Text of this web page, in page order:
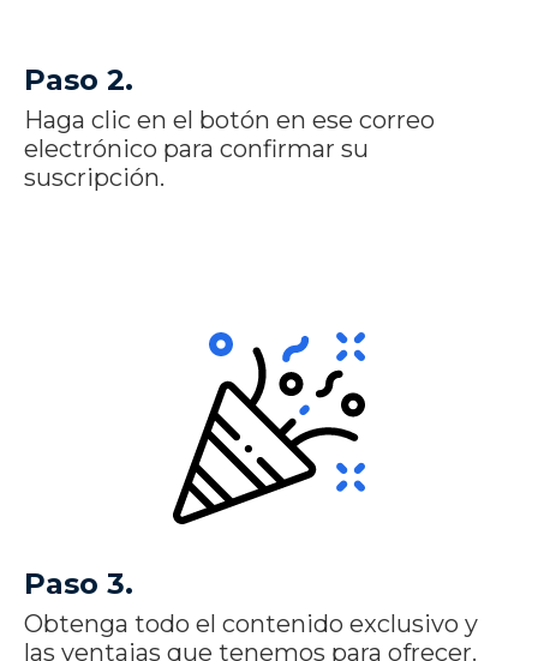
Paso 2.
Haga clic en el botón en ese correo
electrónico para confirmar su
suscripción.
Paso 3.
Obtenga todo el contenido exclusivo y
las ventajas que tenemos para ofrecer.